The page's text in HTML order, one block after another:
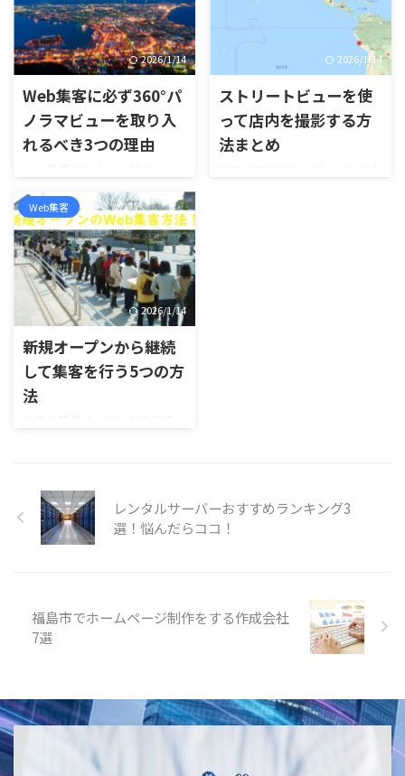
2026/1/14
Web集客に必ず360°パ
ノラマビューを取り入
れるべき3つの理由
いのが視覚から魅力的にお客
様に見せる事。 Googleマップ
のストリートビューでも、
Googleマイビジネスに写真と
バーチャルツアーが入っている
と、興味を引く確率が2倍にな
ると言われています。 つま
り、360°パノラマビューで見せ
ることは、お店の来店に繋が
る可能性を高めていると言え
ます。 取り入れるべき理由を
お伝えします。
2026/1/14
ストリートビューを使
って店内を撮影する方
法まとめ
Web集客
2026/1/14
新規オープンから継続
して集客を行う5つの方
法
今回は、お店を知ってもらうた
めに低予算で効果抜群の方法
を順番にお伝えします。
レンタルサーバーおすすめランキング3
選！悩んだらココ！
福島市でホームページ制作をする作成会社
7選